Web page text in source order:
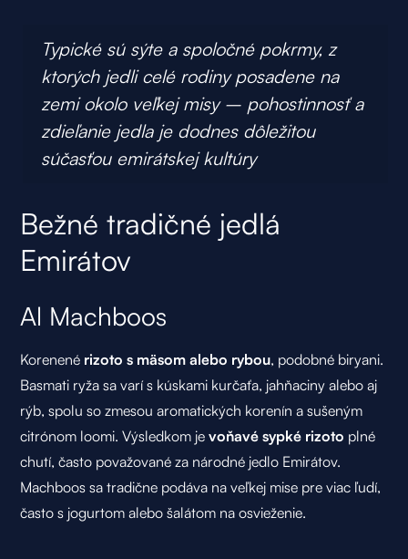
Typické sú sýte a spoločné pokrmy, z
ktorých jedli celé rodiny posadene na
zemi okolo veľkej misy – pohostinnosť a
zdieľanie jedla je dodnes dôležitou
súčasťou emirátskej kultúry
Bežné tradičné jedlá
Emirátov
Al Machboos
Korenené rizoto s mäsom alebo rybou, podobné biryani.
Basmati ryža sa varí s kúskami kurčaťa, jahňaciny alebo aj
rýb, spolu so zmesou aromatických korenín a sušeným
citrónom loomi. Výsledkom jevoňavé sypké rizoto plné
chutí, často považované za národné jedlo Emirátov.
Machboos sa tradične podáva na veľkej mise pre viac ľudí,
často s jogurtom alebo šalátom na osvieženie.